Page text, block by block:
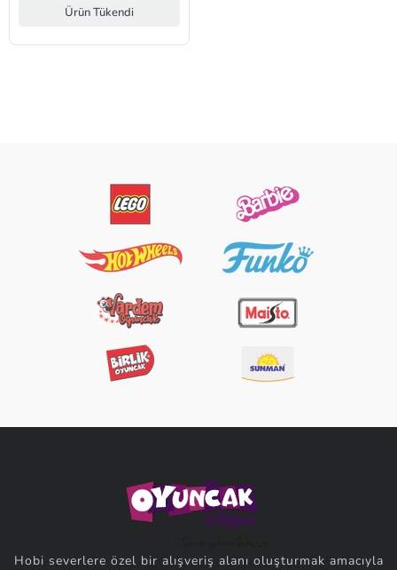
Ürün Tükendi
Hobi severlere özel bir alışveriş alanı oluşturmak amacıyla